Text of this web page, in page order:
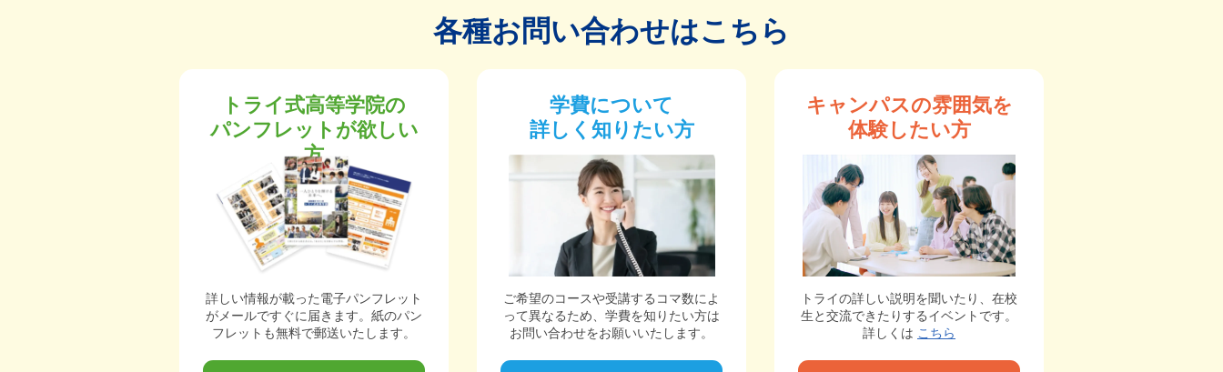
各種お問い合わせはこちら
トライ式高等学院の
パンフレットが欲しい
方
詳しい情報が載った電子パンフレット
がメールですぐに届きます。紙のパン
フレットも無料で郵送いたします。
学費について
詳しく知りたい方
ご希望のコースや受講するコマ数によ
って異なるため、学費を知りたい方は
お問い合わせをお願いいたします。
キャンパスの雰囲気を
体験したい方
トライの詳しい説明を聞いたり、在校
生と交流できたりするイベントです。
詳しくは こちら